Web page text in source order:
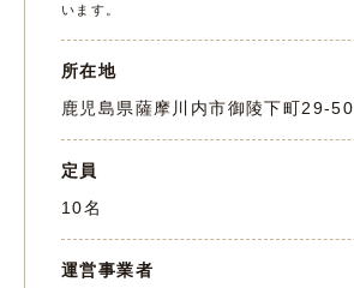
います。
所在地
鹿児島県薩摩川内市御陵下町29-50
定員
10名
運営事業者